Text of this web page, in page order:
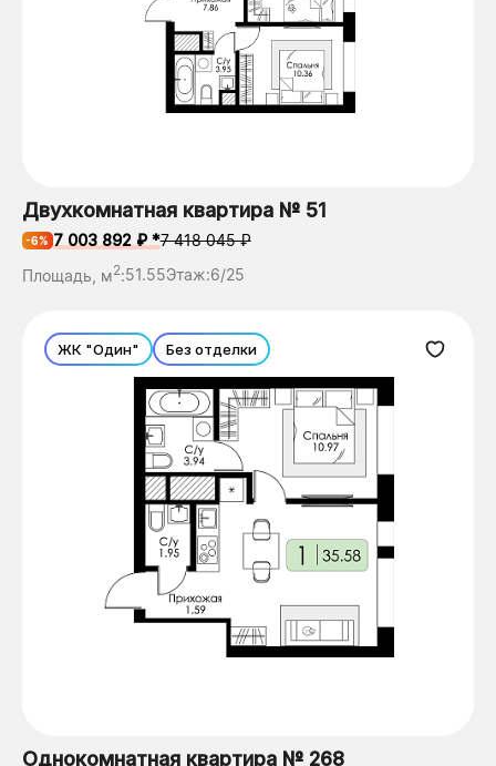
Двухкомнатная квартира № 51
-6% 7 003 892 ₽ *7 418 045 ₽
Площадь, м2:51.55Этаж:6/25
ЖК "Один" Без отделки
Однокомнатная квартира № 268